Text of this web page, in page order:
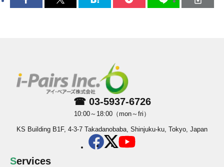
☎ 03-5937-6726
10:00～18:00（mon～fri）
KS Building B1F, 4-3-7 Takadanobaba, Shinjuku-ku, Tokyo, Japan
Services